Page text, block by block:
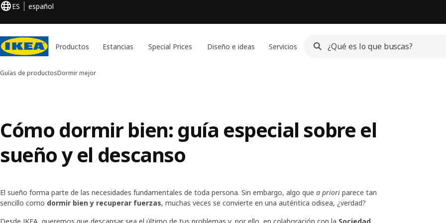
ES español
Productos Estancias Special Prices Diseño e ideas Servicios
Guías de productosDormir mejor
Cómo dormir bien: guía especial sobre el
sueño y el descanso
El sueño forma parte de las necesidades fundamentales de toda persona. Sin embargo, algo que a priori parece tan
sencillo como dormir bien y recuperar fuerzas, muchas veces se convierte en una auténtica odisea, ¿verdad?